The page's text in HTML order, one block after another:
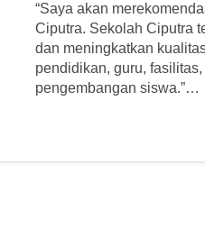
“Saya akan
Ciputra. Sekolah Ciputra
dan meningkatkan
pendidikan, guru, fasilitas,
pengembangan siswa.”…